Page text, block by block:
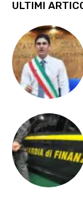
ULTIMI